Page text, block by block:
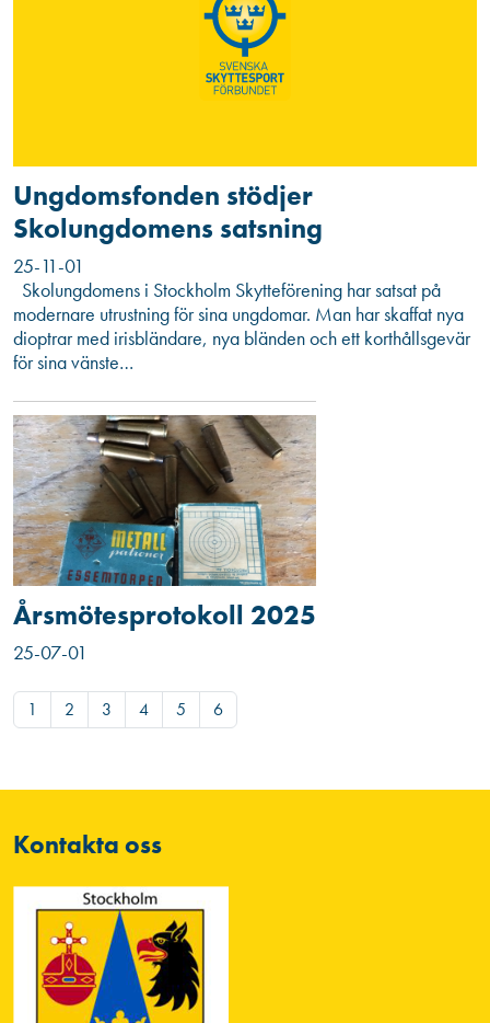
Ungdomsfonden stödjer
Skolungdomens satsning
25-11-01
Skolungdomens i Stockholm Skytteförening har satsat på
modernare utrustning för sina ungdomar. Man har skaffat nya
dioptrar med irisbländare, nya bländen och ett korthållsgevär
för sina vänste…
Årsmötesprotokoll 2025
25-07-01
1 2 3 4 5 6
Kontakta oss